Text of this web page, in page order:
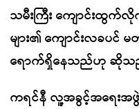
သမီးကြီး ကျောင်းထွ
များ၏ ကျောင်းလခပ
ရောက်ရှိနေသည်ဟု ဆိုသ
ကရင်နီ လူ့အခွင့်အရေးအဖွဲ့